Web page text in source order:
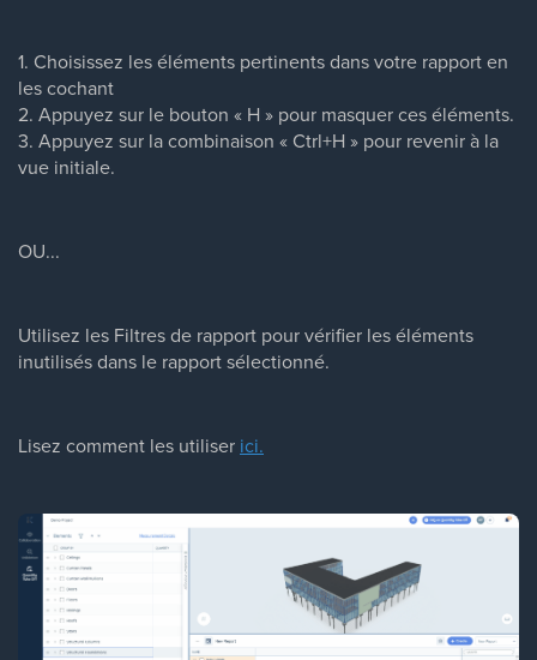
1. Choisissez les éléments pertinents dans votre rapport en
les cochant
2. Appuyez sur le bouton « H » pour masquer ces éléments.
3. Appuyez sur la combinaison « Ctrl+H » pour revenir à la
vue initiale.
OU...
Utilisez les Filtres de rapport pour vérifier les éléments
inutilisés dans le rapport sélectionné.
Lisez comment les utiliser ici.